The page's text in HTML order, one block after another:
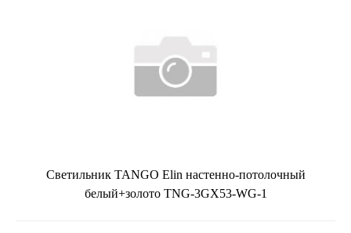
Светильник TANGO Elin настенно-потолочный
белый+золото TNG-3GX53-WG-1